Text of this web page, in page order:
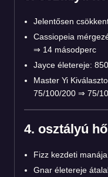
Jelentősen
Cassiopeia
⇒ 14 másodperc
Jayce életereje:
Master Yi
75/100/200 ⇒ 75/
4. osztályú
Fizz kezdeti
Gnar életereje